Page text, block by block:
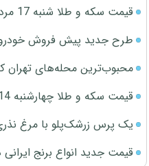
قیمت سکه و طلا شنبه 17 مرداد 1405
طرح جدید پیش فروش خودرو
محبوب‌ترین محله‌های تهران
قیمت سکه و طلا چهارشنبه 14 مرداد 1405
یک پرس زرشک‌پلو با مرغ
قیمت جدید انواع برنج ایرانی در